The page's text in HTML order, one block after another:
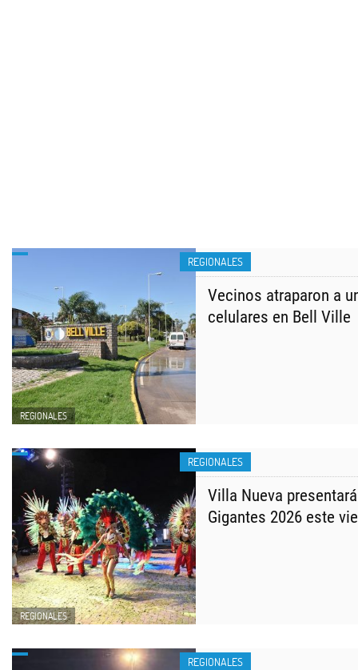
REGIONALES
REGIONALES
Vecinos atraparon a
celulares en Bell Ville
REGIONALES
REGIONALES
Villa Nueva
Gigantes 2026 este
REGIONALES